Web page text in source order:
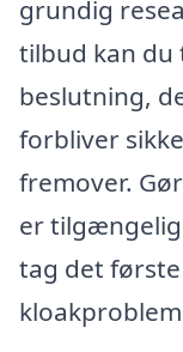
grundig
tilbud kan du
beslutning,
forbliver
fremover.
er
tag det